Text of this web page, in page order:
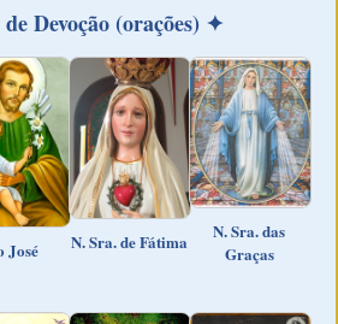
Devoção (orações) ✦
José N. Sra. de Fátima
N. Sra. das
Graças